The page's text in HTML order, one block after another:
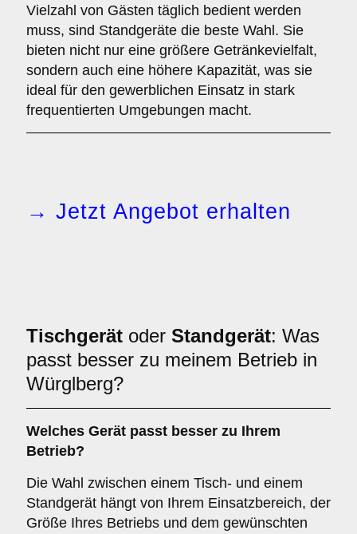
Vielzahl von Gästen täglich bedient werden
muss, sind Standgeräte die beste Wahl. Sie
bieten nicht nur eine größere Getränkevielfalt,
sondern auch eine höhere Kapazität, was sie
ideal für den gewerblichen Einsatz in stark
frequentierten Umgebungen macht.
→ Jetzt Angebot erhalten
Tischgerät oder Standgerät: Was
passt besser zu meinem Betrieb in
Würglberg?
Welches Gerät passt besser zu Ihrem
Betrieb?
Die Wahl zwischen einem Tisch- und einem
Standgerät hängt von Ihrem Einsatzbereich, der
Größe Ihres Betriebs und dem gewünschten